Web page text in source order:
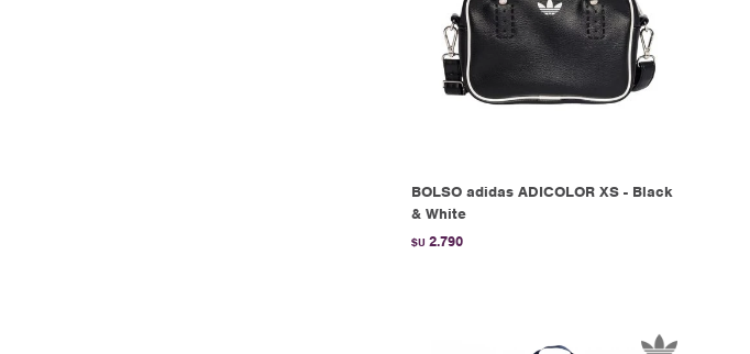
BOLSO adidas ADICOLOR XS - Black
& White
$U 2.790